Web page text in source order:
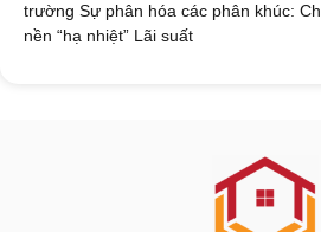
trường Sự phân hóa các phân khúc:
nền “hạ nhiệt” Lãi suất